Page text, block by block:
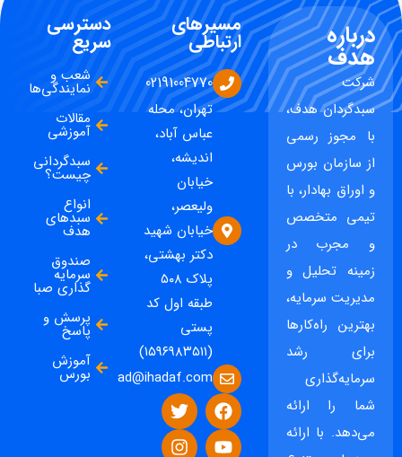
درباره
هدف
شرکت
سبدگردان هدف،
با مجوز رسمی
از سازمان بورس
و اوراق بهادار، با
تیمی متخصص
و مجرب در
زمینه تحلیل و
مدیریت سرمایه،
بهترین راه‌کارها
برای رشد
سرمایه‌گذاری
شما را ارائه
می‌دهد. با ارائه
مسیرهای
ارتباطی
02191004770
تهران، محله
عباس آباد،
اندیشه،
خیابان
ولیعصر،
خیابان شهید
دکتر بهشتی،
پلاک ۵۰۸
طبقه اول کد
پستی
(۱۵۹۶۹۸۳۵۱۱)
ad@ihadaf.com
دسترسی
سریع
شعب و
نمایندگی‌ها
مقالات
آموزشی
سبدگردانی
چیست؟
انواع
سبدهای
هدف
صندوق
سرمایه
گذاری صبا
پرسش و
پاسخ
آموزش
بورس